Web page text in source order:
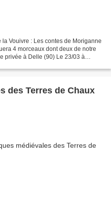
Vouivre : Les contes de Moriganne
4 morceaux dont deux de notre
privée à Delle (90) Le 23/03 à
des Terres de Chaux